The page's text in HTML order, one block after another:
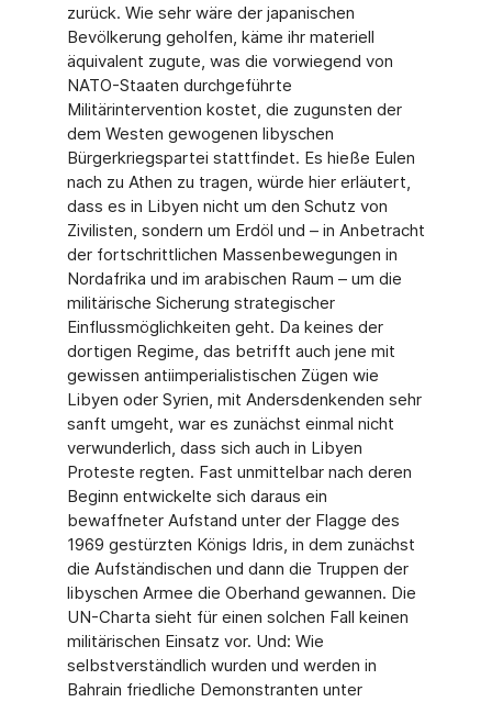
zurück. Wie sehr wäre der japanischen
Bevölkerung geholfen, käme ihr materiell
äquivalent zugute, was die vorwiegend von
NATO-Staaten durchgeführte
Militärintervention kostet, die zugunsten der
dem Westen gewogenen libyschen
Bürgerkriegspartei stattfindet. Es hieße Eulen
nach zu Athen zu tragen, würde hier erläutert,
dass es in Libyen nicht um den Schutz von
Zivilisten, sondern um Erdöl und – in Anbetracht
der fortschrittlichen Massenbewegungen in
Nordafrika und im arabischen Raum – um die
militärische Sicherung strategischer
Einflussmöglichkeiten geht. Da keines der
dortigen Regime, das betrifft auch jene mit
gewissen antiimperialistischen Zügen wie
Libyen oder Syrien, mit Andersdenkenden sehr
sanft umgeht, war es zunächst einmal nicht
verwunderlich, dass sich auch in Libyen
Proteste regten. Fast unmittelbar nach deren
Beginn entwickelte sich daraus ein
bewaffneter Aufstand unter der Flagge des
1969 gestürzten Königs Idris, in dem zunächst
die Aufständischen und dann die Truppen der
libyschen Armee die Oberhand gewannen. Die
UN-Charta sieht für einen solchen Fall keinen
militärischen Einsatz vor. Und: Wie
selbstverständlich wurden und werden in
Bahrain friedliche Demonstranten unter